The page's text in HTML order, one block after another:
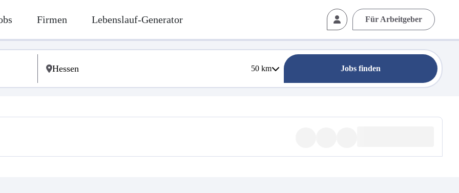
Firmen Lebenslauf-Generator Für Arbeitgeber
50km Jobs finden